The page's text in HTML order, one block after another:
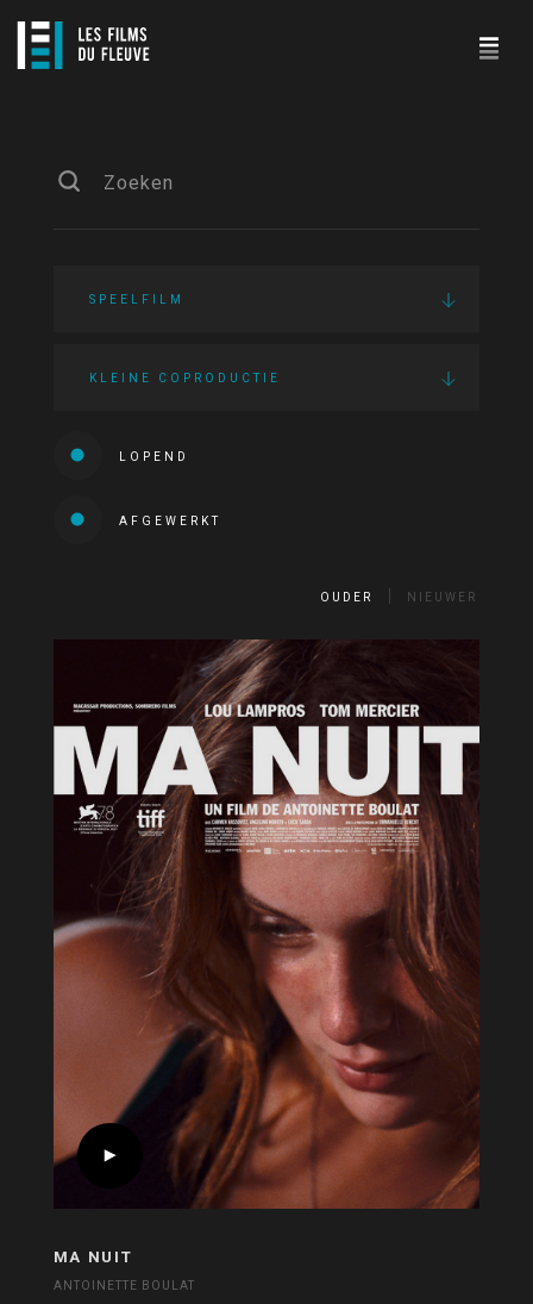
SPEELFILM
KLEINE COPRODUCTIE
LOPEND
AFGEWERKT
OUDER NIEUWER
MA NUIT
ANTOINETTE BOULAT